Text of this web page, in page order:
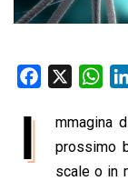
W
a
t
s
I
mmagina
prossimo
scale o in